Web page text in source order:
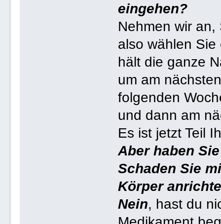
eingehen?
Nehmen wir
also wählen
hält die ganze
um am
folgenden
und dann am
Es ist jetzt Teil
Aber haben
Schaden Sie
Körper
Nein, hast du